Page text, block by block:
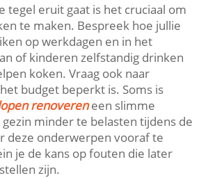
tegel eruit gaat is het cruciaal om
te maken.​ Bespreek hoe jullie
op werkdagen en in het
of kinderen zelfstandig drinken
koken.​ Vraag ook naar
budget beperkt is.​ Soms is
renovereneen slimme
minder te belasten tijdens de
deze onderwerpen vooraf te
je de kans op fouten die later
zijn.​